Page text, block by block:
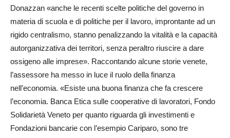
Donazzan «anche le recenti scelte politiche del governo in
materia di scuola e di politiche per il lavoro, improntante ad un
rigido centralismo, stanno penalizzando la vitalità e la capacità
autorganizzativa dei territori, senza peraltro riuscire a dare
ossigeno alle imprese». Raccontando alcune storie venete,
l’assessore ha messo in luce il ruolo della finanza
nell’economia. «Esiste una buona finanza che fa crescere
l’economia. Banca Etica sulle cooperative di lavoratori, Fondo
Solidarietà Veneto per quanto riguarda gli investimenti e
Fondazioni bancarie con l’esempio Cariparo, sono tre